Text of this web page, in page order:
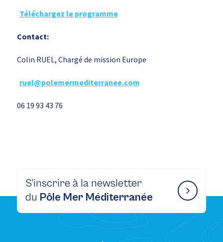
Téléchargez le programme
Contact:
Colin RUEL, Chargé de mission Europe
ruel@polemermediterranee.com
06 19 93 43 76
S’inscrire à la newsletter
du Pôle Mer Méditerranée